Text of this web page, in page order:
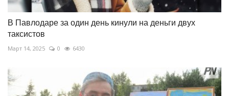
В Павлодаре за один день кинули на деньги двух
таксистов
Март 14, 2025 0 6430